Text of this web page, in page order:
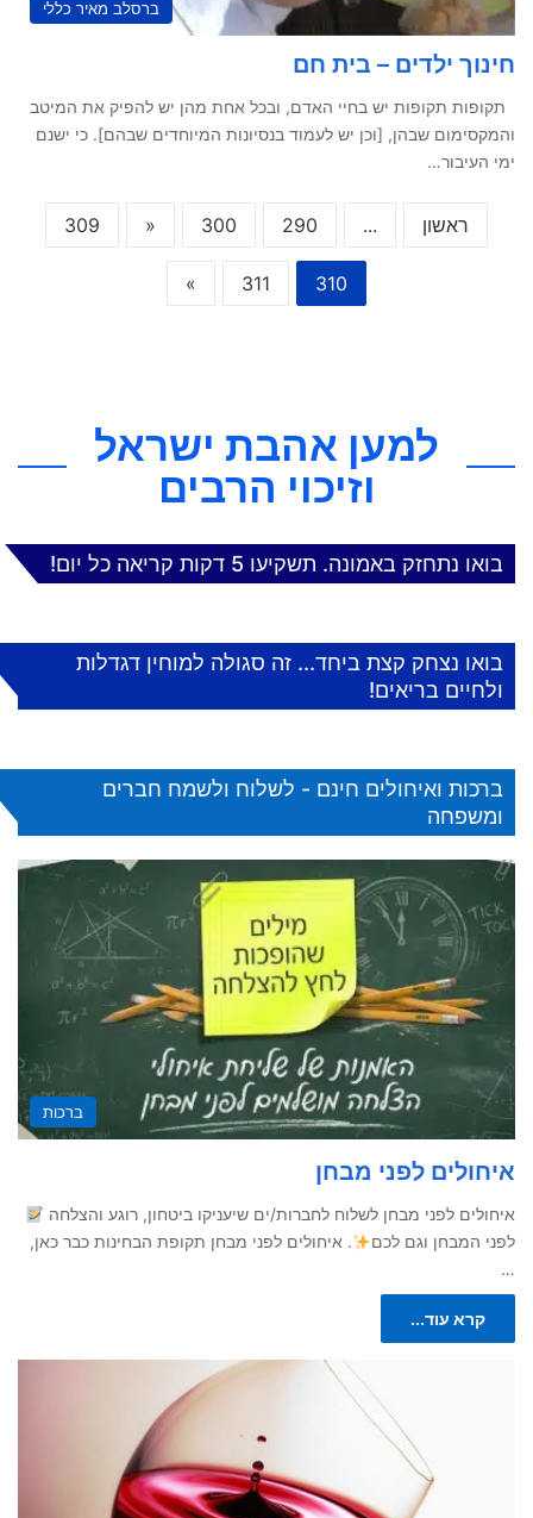
ברסלב מאיר כללי
חינוך ילדים – בית חם
תקופות תקופות יש בחיי האדם, ובכל אחת מהן יש להפיק את המיטב
והמקסימום שבהן, [וכן יש לעמוד בנסיונות המיוחדים שבהם]. כי ישנם
ימי העיבור…
ראשון ...
290
300
«
309
310
311
»
למען אהבת ישראל
וזיכוי הרבים
בואו נתחזק באמונה. תשקיעו 5 דקות קריאה כל יום!
בואו נצחק קצת ביחד... זה סגולה למוחין דגדלות
ולחיים בריאים!
ברכות ואיחולים חינם - לשלוח ולשמח חברים
ומשפחה
ברכות
איחולים לפני מבחן
איחולים לפני מבחן לשלוח לחברות/ים שיעניקו ביטחון, רוגע והצלחה
לפני המבחן וגם לכם
. איחולים לפני מבחן תקופת הבחינות כבר כאן,
…
קרא עוד...